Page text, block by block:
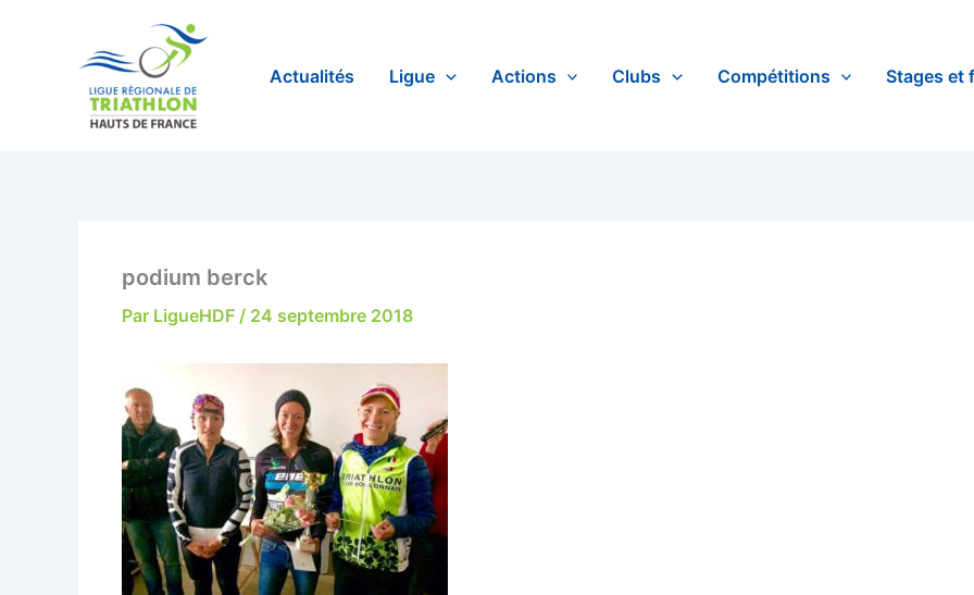
Actualités Ligue Actions Clubs Compétitions Stages et
podium berck
Par LigueHDF / 24 septembre 2018